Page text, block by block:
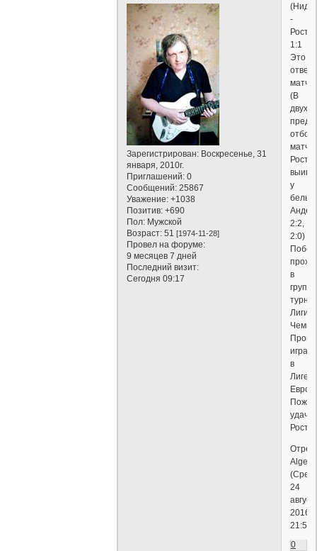
Зарегистрирован: Воскресенье, 31
января, 2010г.
Приглашений: 0
Сообщений: 25867
Уважение: +1038
Позитив: +690
Пол: Мужской
Возраст: 51[1974-11-28]
Провел на форуме:
9 месяцев 7 дней
Последний визит:
Сегодня 09:17
-
Ростов
1:1
Это
матч.
(В
двух
Ростов
у
2:2,
2:0)
в
Лиги
играет
в
Лиге
удачи
24
2016г.
21:55)
0